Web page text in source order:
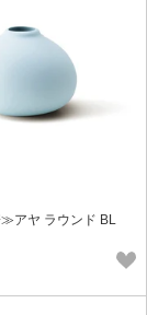
アヤ ラウンド BL